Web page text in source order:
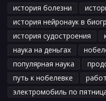
история болезни
история нейронаук в
история судостроения
наука на деньгах
популярная наука
путь к нобелевке
электромобиль по